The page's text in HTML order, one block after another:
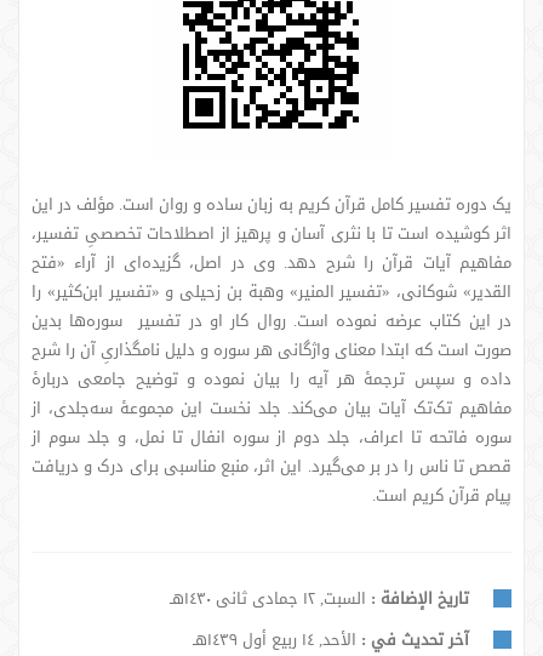
یک دوره تفسیر کامل قرآن کریم به زبان ساده و روان است. مؤلف در این
اثر کوشیده است تا با نثری آسان و پرهیز از اصطلاحات تخصصیِ تفسیر،
مفاهیم آیات قرآن را شرح دهد. وی در اصل، گزیده‌ای از آراء «فتح
القدیر» شوکانی، «تفسیر المنیر» وهبة بن زحیلی و «تفسیر ابن‌کثیر» را
در این کتاب عرضه نموده است. روال کار او در تفسیر سوره‌ها بدین
صورت است که ابتدا معنای واژگانی هر سوره و دلیل نامگذاریِ آن را شرح
داده و سپس ترجمۀ هر آیه را بیان نموده و توضیح جامعی دربارۀ
مفاهیم تک‌تک آیات بیان می‌کند. جلد نخست این مجموعۀ سه‌جلدی، از
سوره فاتحه تا اعراف، جلد دوم از سوره انفال تا نمل، و جلد سوم از
قصص تا ناس را در بر می‌گیرد. این اثر، منبع مناسبی برای درک و دریافت
پیام قرآن کریم است.
تاريخ الإضافة : السبت, ١٢ جمادى ثانى ١٤٣٠هـ
آخر تحديث في : الأحد, ١٤ ربيع أول ١٤٣٩هـ